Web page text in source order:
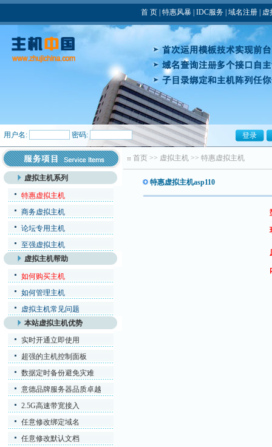
首 页 特惠风暴 IDC服务 域名注册 虚
用户名: 密码:
虚拟主机系列
特惠虚拟主机
商务虚拟主机
论坛专用主机
至强虚拟主机
虚拟主机帮助
如何购买主机
如何管理主机
虚拟主机常见问题
本站虚拟主机优势
实时开通立即使用
超强的主机控制面板
数据定时备份避免灾难
意德品牌服务器品质卓越
2.5G高速带宽接入
任意修改绑定域名
任意修改默认文档
首页 >> 虚拟主机 >> 特惠虚拟主机
特惠虚拟主机asp110